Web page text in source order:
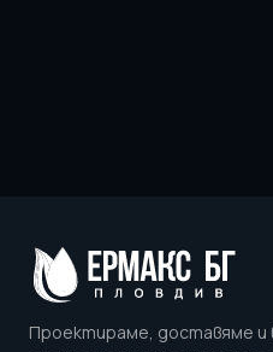
Проектираме, доставяме и